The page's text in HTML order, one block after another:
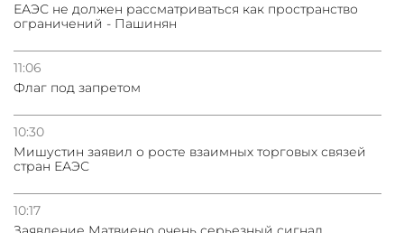
ЕАЭС не должен рассматриваться как пространство
ограничений - Пашинян
11:06
Флаг под запретом
10:30
Мишустин заявил о росте взаимных торговых связей
стран ЕАЭС
10:17